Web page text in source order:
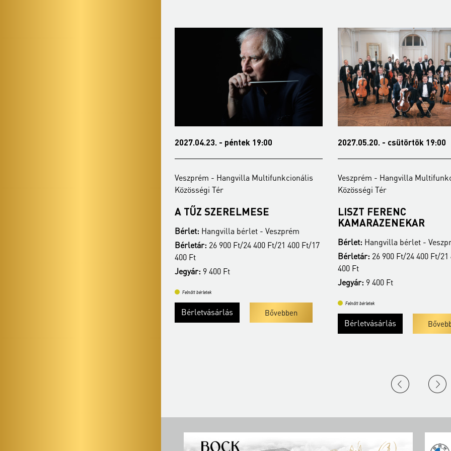
2027.04.23. - péntek 19:00
Veszprém - Hangvilla Multifunkcionális
Közösségi Tér
A TŰZ SZERELMESE
Bérlet: Hangvilla bérlet - Veszprém
Bérletár: 26 900 Ft/24 400 Ft/21 400 Ft/17
400 Ft
Jegyár: 9 400 Ft
Felnőtt bérletek
Bérletvásárlás Bővebben
2027.05.20. - csütörtök 19:00
Veszprém - Hangvilla
Közösségi Tér
LISZT FERENC
KAMARAZENEKAR
Bérlet: Hangvilla bérlet -
Bérletár: 26 900 Ft/24 400 Ft/
400 Ft
Jegyár: 9 400 Ft
Felnőtt bérletek
Bérletvásárlás